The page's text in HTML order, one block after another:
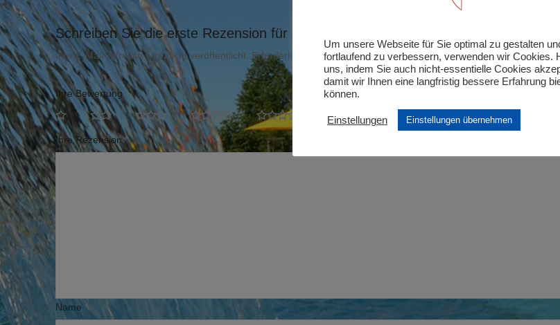
Schreiben Sie die erste Rezension für „Kinder unter 6 Jahre und
Ihre E-Mail-Adresse wird nicht veröffentlicht. Erforderliche Felder sind mit*markiert
Ihre Bewertung *
Ihre Rezension*
Name *
Um unsere Webseite für Sie optimal zu gestalten
fortlaufend zu verbessern, verwenden wir Cookies.
uns, indem Sie auch nicht-essentielle Cookies
damit wir Ihnen eine langfristig bessere Erfahrung
können.
Einstellungen Einstellungen übernehmen